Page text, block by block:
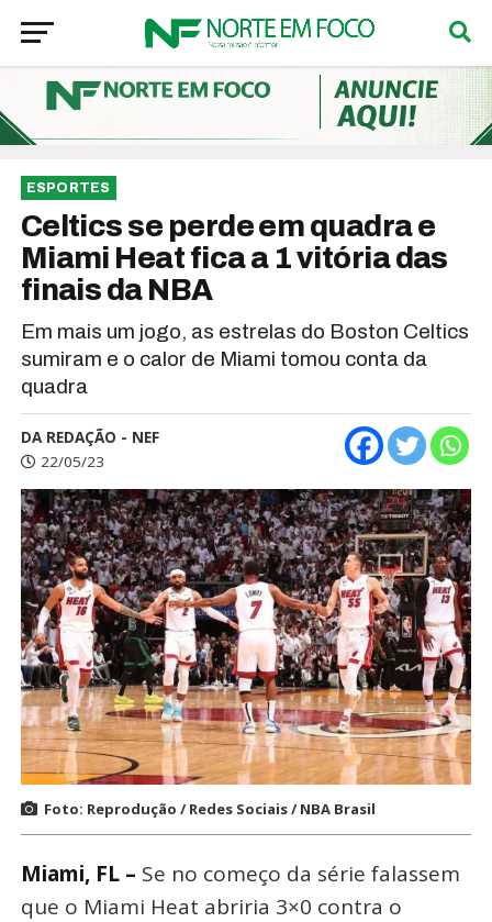
ESPORTES
Celtics se perde em quadra e
Miami Heat fica a 1 vitória das
finais da NBA
Em mais um jogo, as estrelas do Boston Celtics
sumiram e o calor de Miami tomou conta da
quadra
DA REDAÇÃO - NEF
22/05/23
Foto: Reprodução / Redes Sociais / NBA Brasil
Miami, FL – Se no começo da série falassem
que o Miami Heat abriria 3×0 contra o